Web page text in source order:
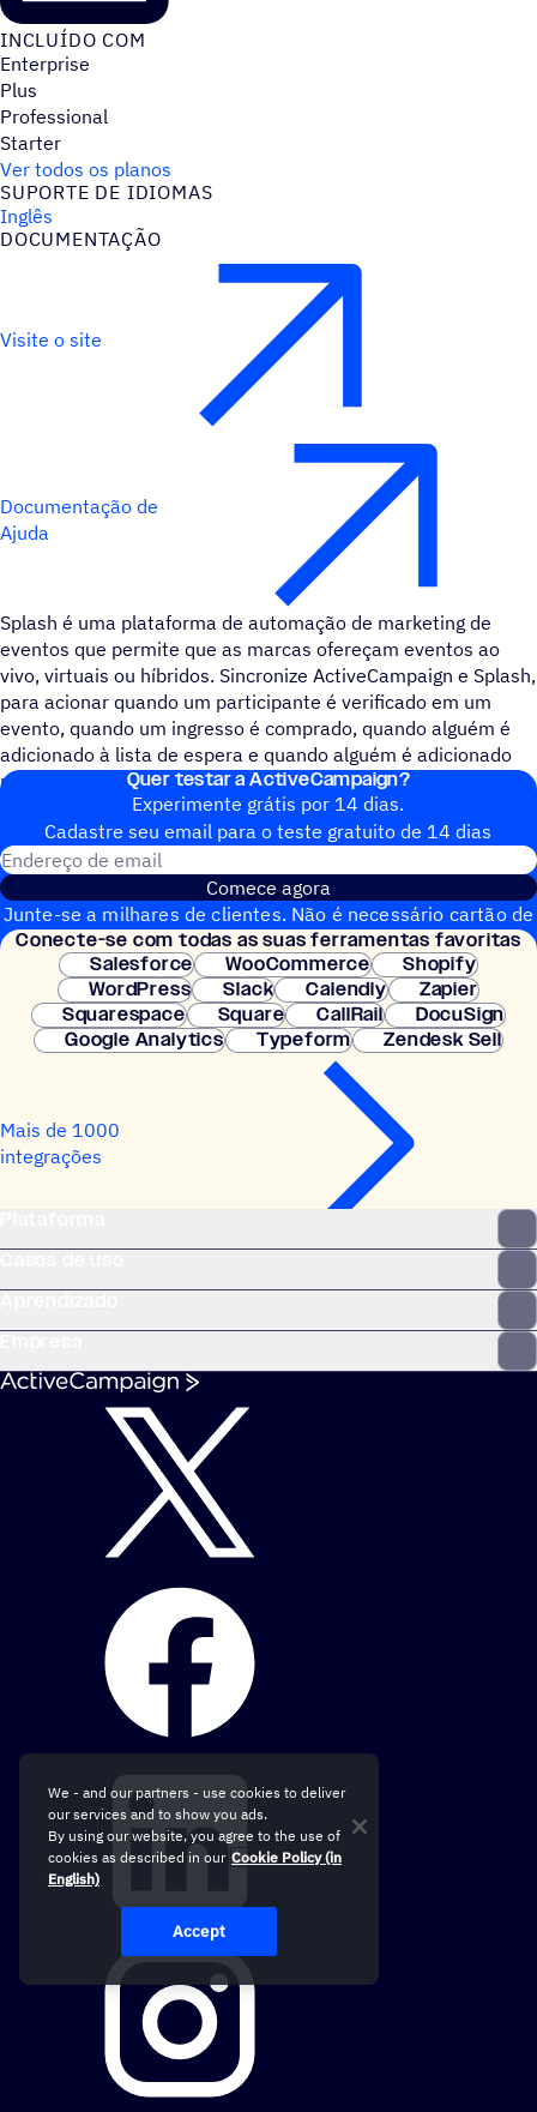
INCLUÍDO COM
Enterprise
Plus
Professional
Starter
Ver todos os planos
SUPORTE DE IDIOMAS
Inglês
DOCUMENTAÇÃO
Visite o site
Documentação de
Ajuda
Splash é uma plataforma de automação de marketing de
eventos que permite que as marcas ofereçam eventos ao
vivo, virtuais ou híbridos. Sincronize ActiveCampaign e Splash,
para acionar quando um participante é verificado em um
evento, quando um ingresso é comprado, quando alguém é
adicionado à lista de espera e quando alguém é adicionado
manualmente à lista de convidados.
Quer testar a ActiveCampaign?
Experimente grátis por 14 dias.
Cadastre seu email para o teste gratuito de 14 dias
Comece agora
Junte-se a milhares de clientes. Não é necessário cartão de
crédito. Configuração instantânea.
Conecte-se com todas as suas ferramentas favoritas
Salesforce
WooCommerce
Shopify
WordPress
Slack Calendly
Zapier
Squarespace
Square CallRail
DocuSign
Google Analytics
Typeform Zendesk Sell
Mais de 1000
integrações
We - and our partners - use cookies to deliver
our services and to show you ads.
By using our website, you agree to the use of
cookies as described in our Cookie Policy (in
English)
Accept